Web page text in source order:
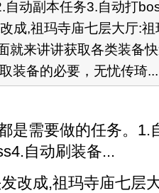
自动副本任务3.自动打
成,祖玛寺庙七层大厅:
就来讲讲获取各类装备
装备的必要，无忧传琦...
是需要做的任务。1.
自动刷装备...
改成,祖玛寺庙七层